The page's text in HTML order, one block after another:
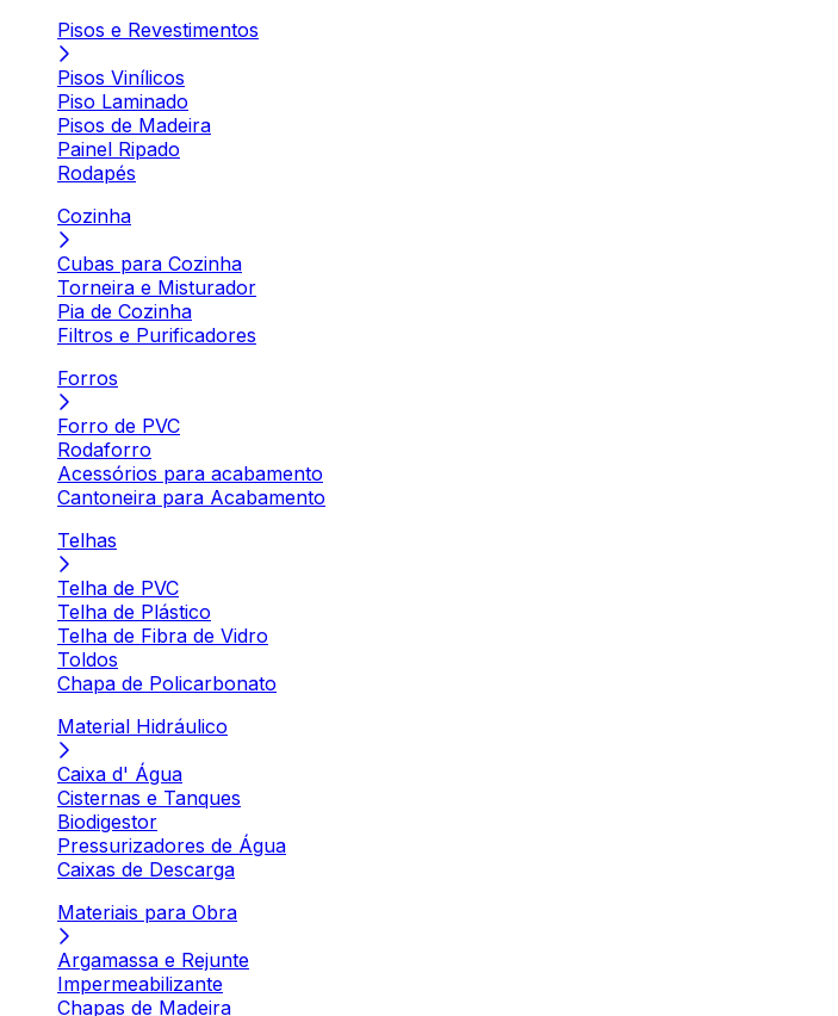
Pisos e Revestimentos
Pisos Vinílicos
Piso Laminado
Pisos de Madeira
Painel Ripado
Rodapés
Cozinha
Cubas para Cozinha
Torneira e Misturador
Pia de Cozinha
Filtros e Purificadores
Forros
Forro de PVC
Rodaforro
Acessórios para acabamento
Cantoneira para Acabamento
Telhas
Telha de PVC
Telha de Plástico
Telha de Fibra de Vidro
Toldos
Chapa de Policarbonato
Material Hidráulico
Caixa d' Água
Cisternas e Tanques
Biodigestor
Pressurizadores de Água
Caixas de Descarga
Materiais para Obra
Argamassa e Rejunte
Impermeabilizante
Chapas de Madeira